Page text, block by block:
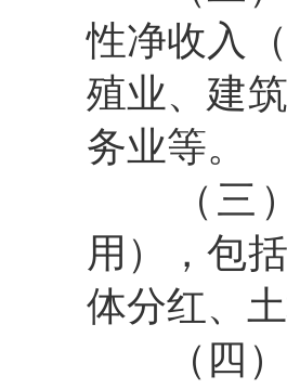
性净收入
殖业、建
务业等。
（
用），包
体分红、
（四